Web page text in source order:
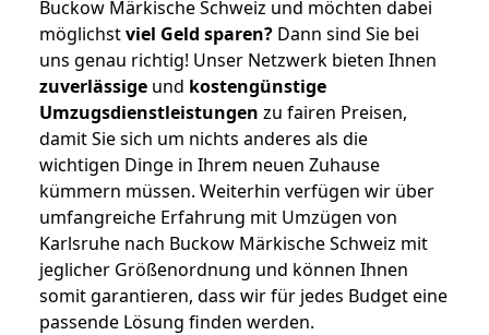
Buckow Märkische Schweiz und möchten dabei
möglichstviel Geld sparen? Dann sind Sie bei
uns genau richtig! Unser Netzwerk bieten Ihnen
zuverlässige und kostengünstige
Umzugsdienstleistungen zu fairen Preisen,
damit Sie sich um nichts anderes als die
wichtigen Dinge in Ihrem neuen Zuhause
kümmern müssen. Weiterhin verfügen wir über
umfangreiche Erfahrung mit Umzügen von
Karlsruhe nach Buckow Märkische Schweiz mit
jeglicher Größenordnung und können Ihnen
somit garantieren, dass wir für jedes Budget eine
passende Lösung finden werden.